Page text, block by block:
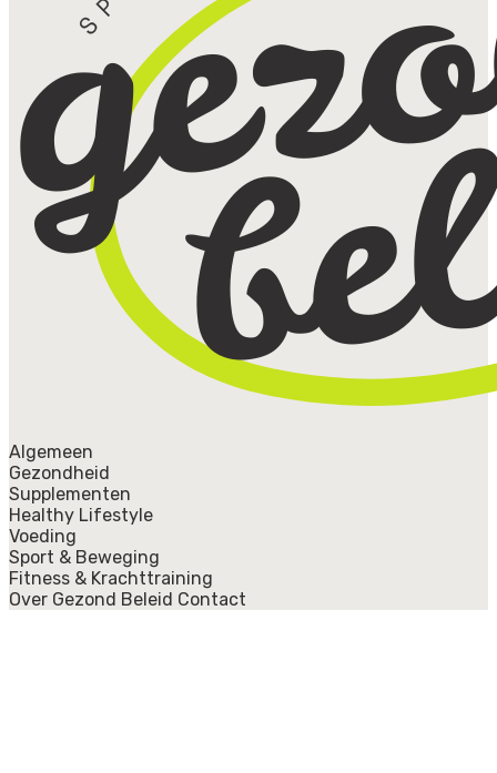
Algemeen
Gezondheid
Supplementen
Healthy Lifestyle
Voeding
Sport & Beweging
Fitness & Krachttraining
Over Gezond Beleid Contact